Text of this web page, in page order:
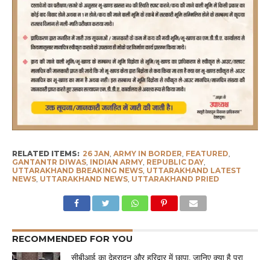
RELATED ITEMS: 26 JAN ARMY IN BORDER FEATURED
GANTANTR DIWAS, INDIAN ARMY, REPUBLIC DAY,
UTTARAKHAND BREAKING NEWS, UTTARAKHAND LATEST
NEWS, UTTARAKHAND NEWS, UTTARAKHAND PRIED
RECOMMENDED FOR YOU
सीबीआई का देहरादून और हरिद्वार में छापा, जानिए क्या है पूरा